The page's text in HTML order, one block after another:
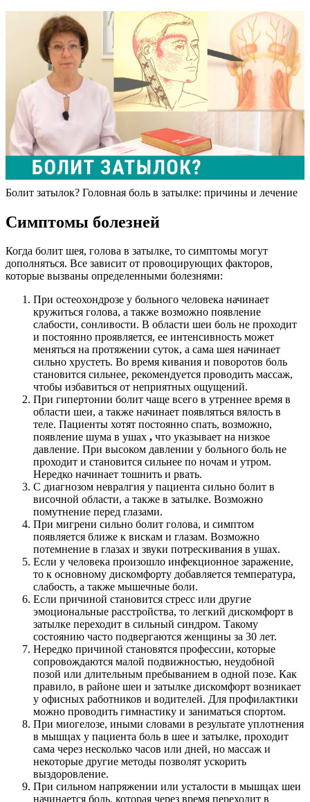
Болит затылок? Головная боль в затылке: причины и лечение
Симптомы болезней
Когда болит шея, голова в затылке, то симптомы могут
дополняться. Все зависит от провоцирующих факторов,
которые вызваны определенными болезнями:
При остеохондрозе у больного человека начинает
кружиться голова, а также возможно появление
слабости, сонливости. В области шеи боль не проходит
и постоянно проявляется, ее интенсивность может
меняться на протяжении суток, а сама шея начинает
сильно хрустеть. Во время кивания и поворотов боль
становится сильнее, рекомендуется проводить массаж,
чтобы избавиться от неприятных ощущений.
При гипертонии болит чаще всего в утреннее время в
области шеи, а также начинает появляться вялость в
теле. Пациенты хотят постоянно спать, возможно,
появление шума в ушах , что указывает на низкое
давление. При высоком давлении у больного боль не
проходит и становится сильнее по ночам и утром.
Нередко начинает тошнить и рвать.
С диагнозом невралгия у пациента сильно болит в
височной области, а также в затылке. Возможно
помутнение перед глазами.
При мигрени сильно болит голова, и симптом
появляется ближе к вискам и глазам. Возможно
потемнение в глазах и звуки потрескивания в ушах.
Если у человека произошло инфекционное заражение,
то к основному дискомфорту добавляется температура,
слабость, а также мышечные боли.
Если причиной становится стресс или другие
эмоциональные расстройства, то легкий дискомфорт в
затылке переходит в сильный синдром. Такому
состоянию часто подвергаются женщины за 30 лет.
Нередко причиной становятся профессии, которые
сопровождаются малой подвижностью, неудобной
позой или длительным пребыванием в одной позе. Как
правило, в районе шеи и затылке дискомфорт возникает
у офисных работников и водителей. Для профилактики
можно проводить гимнастику и заниматься спортом.
При миогелозе, иными словами в результате уплотнения
в мышцах у пациента боль в шее и затылке, проходит
сама через несколько часов или дней, но массаж и
некоторые другие методы позволят ускорить
выздоровление.
При сильном напряжении или усталости в мышцах шеи
начинается боль, которая через время переходит в